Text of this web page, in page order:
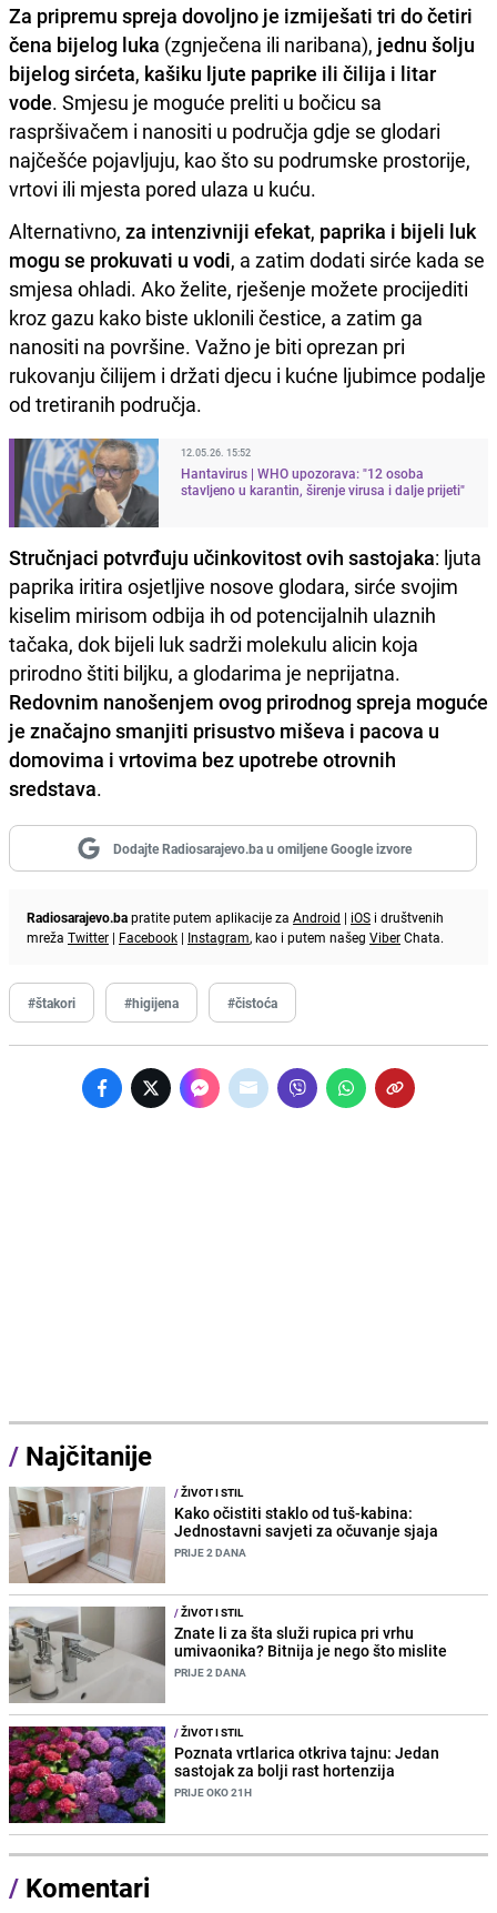
Za pripremu spreja dovoljno je izmiješati tri do četiri
čena bijelog luka (zgnječena ili naribana), jednu šolju
bijelog sirćeta, kašiku ljute paprike ili čilija i litar
vode. Smjesu je moguće preliti u bočicu sa
raspršivačem i nanositi u područja gdje se glodari
najčešće pojavljuju, kao što su podrumske prostorije,
vrtovi ili mjesta pored ulaza u kuću.
Alternativno, za intenzivniji efekat, paprika i bijeli luk
mogu se prokuvati u vodi, a zatim dodati sirće kada se
smjesa ohladi. Ako želite, rješenje možete procijediti
kroz gazu kako biste uklonili čestice, a zatim ga
nanositi na površine. Važno je biti oprezan pri
rukovanju čilijem i držati djecu i kućne ljubimce podalje
od tretiranih područja.
12.05.26. 15:52
Hantavirus | WHO upozorava: "12 osoba
stavljeno u karantin, širenje virusa i dalje prijeti"
Stručnjaci potvrđuju učinkovitost ovih sastojaka: ljuta
paprika iritira osjetljive nosove glodara, sirće svojim
kiselim mirisom odbija ih od potencijalnih ulaznih
tačaka, dok bijeli luk sadrži molekulu alicin koja
prirodno štiti biljku, a glodarima je neprijatna.
Redovnim nanošenjem ovog prirodnog spreja moguće
je značajno smanjiti prisustvo miševa i pacova u
domovima i vrtovima bez upotrebe otrovnih
sredstava.
Dodajte Radiosarajevo.ba u omiljene Google izvore
Radiosarajevo.bapratite putem aplikacije za Android | iOS i društvenih
mreža Twitter | Facebook | Instagram, kao i putem našeg ViberChata.
#štakori #higijena #čistoća
/ Najčitanije
/ŽIVOT I STIL
Kako očistiti staklo od tuš-kabina:
Jednostavni savjeti za očuvanje sjaja
PRIJE 2 DANA
/ŽIVOT I STIL
Znate li za šta služi rupica pri vrhu
umivaonika? Bitnija je nego što mislite
PRIJE 2 DANA
/ŽIVOT I STIL
Poznata vrtlarica otkriva tajnu: Jedan
sastojak za bolji rast hortenzija
PRIJE OKO 21H
/ Komentari